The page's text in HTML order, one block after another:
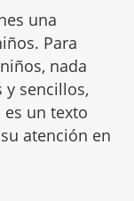
una
Para
nada
y sencillos,
un texto
atención en